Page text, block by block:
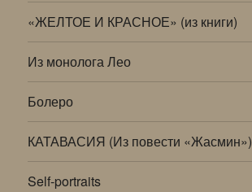
«ЖЕЛТОЕ И КРАСНОЕ» (из книги)
Из монолога Лео
Болеро
КАТАВАСИЯ (Из повести «Жасмин»)
Self-portraits